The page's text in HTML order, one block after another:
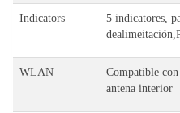
Indicators
5 indicatores,
WLAN
Compatible
antena interior